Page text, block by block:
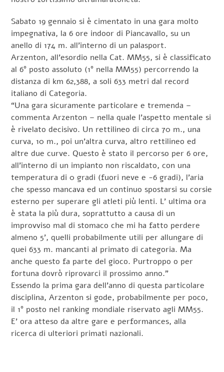
Sabato 19 gennaio si è cimentato in una gara molto
impegnativa, la 6 ore indoor di Piancavallo, su un
anello di 174 m. all’interno di un palasport.
Arzenton, all’esordio nella Cat. MM55, si è classificato
al 6° posto assoluto (1° nella MM55) percorrendo la
distanza di km 62,388, a soli 633 metri dal record
italiano di Categoria.
“Una gara sicuramente particolare e tremenda –
commenta Arzenton – nella quale l’aspetto mentale si
è rivelato decisivo. Un rettilineo di circa 70 m., una
curva, 10 m., poi un’altra curva, altro rettilineo ed
altre due curve. Questo è stato il percorso per 6 ore,
all’interno di un impianto non riscaldato, con una
temperatura di 0 gradi (fuori neve e -6 gradi), l’aria
che spesso mancava ed un continuo spostarsi su corsie
esterno per superare gli atleti più lenti. L’ ultima ora
è stata la più dura, soprattutto a causa di un
improvviso mal di stomaco che mi ha fatto perdere
almeno 5’, quelli probabilmente utili per allungare di
quei 633 m. mancanti al primato di categoria. Ma
anche questo fa parte del gioco. Purtroppo o per
fortuna dovrò riprovarci il prossimo anno.”
Essendo la prima gara dell’anno di questa particolare
disciplina, Arzenton si gode, probabilmente per poco,
il 1° posto nel ranking mondiale riservato agli MM55.
E’ ora atteso da altre gare e performances, alla
ricerca di ulteriori primati nazionali.